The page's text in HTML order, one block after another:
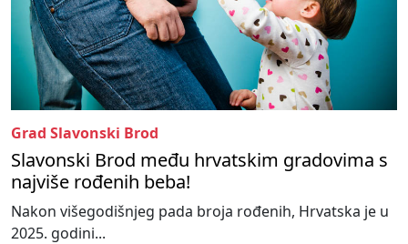
Grad Slavonski Brod
Slavonski Brod među hrvatskim gradovima s
najviše rođenih beba!
Nakon višegodišnjeg pada broja rođenih, Hrvatska je u
2025. godini...